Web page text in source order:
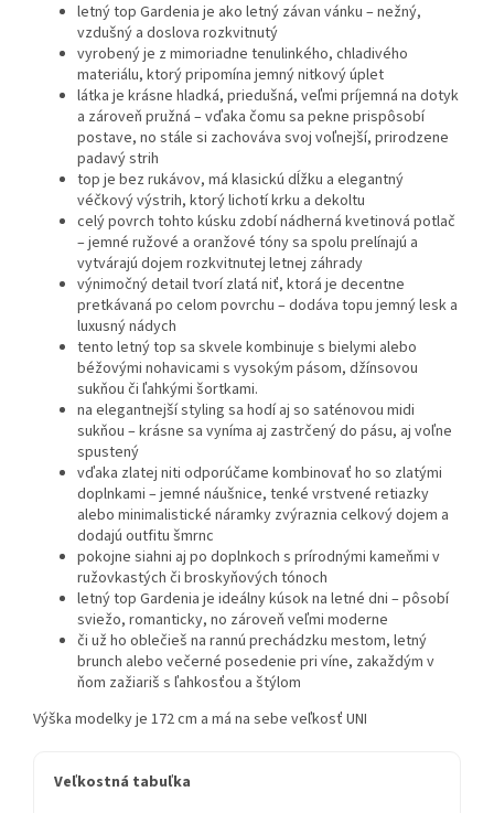
letný top Gardenia je ako letný závan vánku – nežný,
vzdušný a doslova rozkvitnutý
vyrobený je z mimoriadne tenulinkého, chladivého
materiálu, ktorý pripomína jemný nitkový úplet
látka je krásne hladká, priedušná, veľmi príjemná na dotyk
a zároveň pružná – vďaka čomu sa pekne prispôsobí
postave, no stále si zachováva svoj voľnejší, prirodzene
padavý strih
top je bez rukávov, má klasickú dĺžku a elegantný
véčkový výstrih, ktorý lichotí krku a dekoltu
celý povrch tohto kúsku zdobí nádherná kvetinová potlač
– jemné ružové a oranžové tóny sa spolu prelínajú a
vytvárajú dojem rozkvitnutej letnej záhrady
výnimočný detail tvorí zlatá niť, ktorá je decentne
pretkávaná po celom povrchu – dodáva topu jemný lesk a
luxusný nádych
tento letný top sa skvele kombinuje s bielymi alebo
béžovými nohavicami s vysokým pásom, džínsovou
sukňou či ľahkými šortkami.
na elegantnejší styling sa hodí aj so saténovou midi
sukňou – krásne sa vyníma aj zastrčený do pásu, aj voľne
spustený
vďaka zlatej niti odporúčame kombinovať ho so zlatými
doplnkami – jemné náušnice, tenké vrstvené retiazky
alebo minimalistické náramky zvýraznia celkový dojem a
dodajú outfitu šmrnc
pokojne siahni aj po doplnkoch s prírodnými kameňmi v
ružovkastých či broskyňových tónoch
letný top Gardenia je ideálny kúsok na letné dni – pôsobí
sviežo, romanticky, no zároveň veľmi moderne
či už ho oblečieš na rannú prechádzku mestom, letný
brunch alebo večerné posedenie pri víne, zakaždým v
ňom zažiariš s ľahkosťou a štýlom
Výška modelky je 172 cm a má na sebe veľkosť UNI
Veľkostná tabuľka